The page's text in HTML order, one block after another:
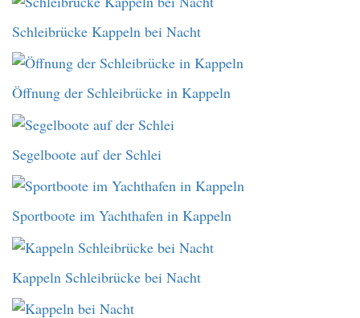
Schleibrücke Kappeln bei Nacht
Öffnung der Schleibrücke in Kappeln
Segelboote auf der Schlei
Sportboote im Yachthafen in Kappeln
Kappeln Schleibrücke bei Nacht